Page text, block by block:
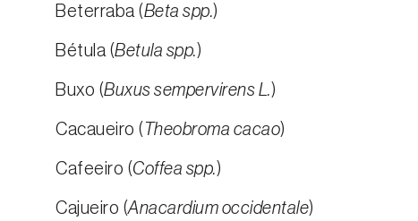
Beterraba (Beta spp.)
Bétula (Betula spp.)
Buxo (Buxus sempervirens L.)
Cacaueiro ( Theobroma cacao)
Cafeeiro (Coffea spp.)
Cajueiro (Anacardium occidentale)